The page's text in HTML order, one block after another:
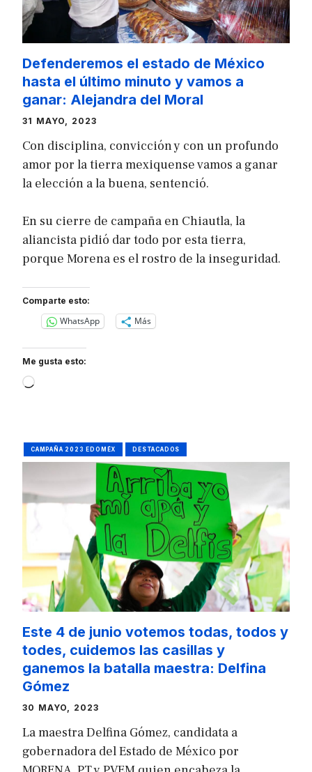
Defenderemos el estado de México
hasta el último minuto y vamos a
ganar: Alejandra del Moral
31 MAYO, 2023
Con disciplina, convicción y con un profundo
amor por la tierra mexiquense vamos a ganar
la elección a la buena, sentenció.
En su cierre de campaña en Chiautla, la
aliancista pidió dar todo por esta tierra,
porque Morena es el rostro de la inseguridad.
Comparte esto:
WhatsApp Más
Me gusta esto:
Loading…
CAMPAÑA 2023 EDOMÉX DESTACADOS
Este 4 de junio votemos todas, todos y
todes, cuidemos las casillas y
ganemos la batalla maestra: Delfina
Gómez
30 MAYO, 2023
La maestra Delfina Gómez, candidata a
gobernadora del Estado de México por